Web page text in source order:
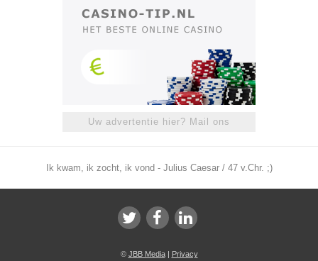
Uw advertentie hier? Mail ons
Ik kwam, ik zocht, ik vond - Julius Caesar / 47 v.Chr. ;)
© JBB Media| Privacy